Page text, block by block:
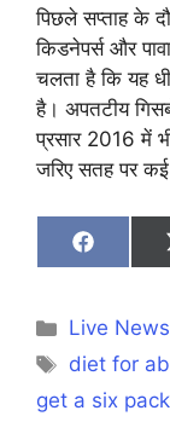
पिछले सप्ताह के
किडनेपर्स और
चलता है कि यह
है। अपतटीय
प्रसार 2016 में
जरिए सतह पर
Share
on
Categories
Live News
Tags
diet for
get a six